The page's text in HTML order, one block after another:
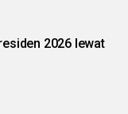
2026 lewat